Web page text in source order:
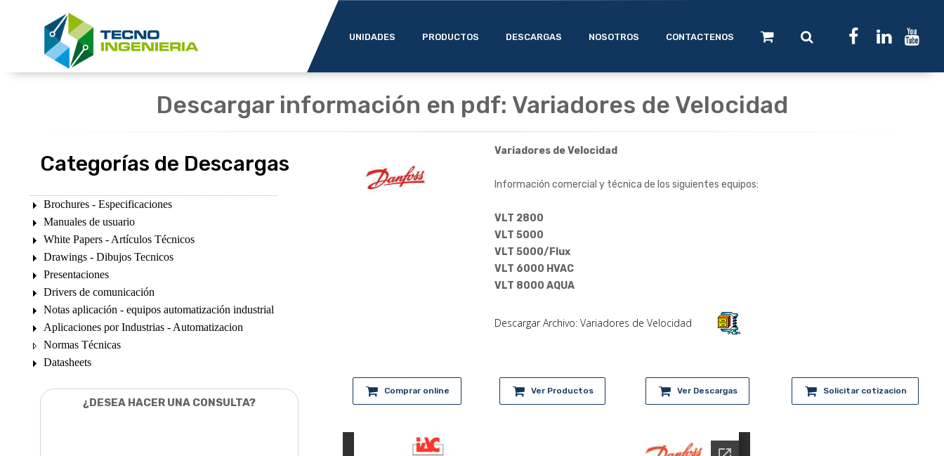
UNIDADES PRODUCTOS DESCARGAS NOSOTROS CONTACTENOS
Descargar información en pdf: Variadores de Velocidad
Categorías de Descargas
Brochures - Especificaciones
Manuales de usuario
White Papers - Artículos Técnicos
Drawings - Dibujos Tecnicos
Presentaciones
Drivers de comunicación
Notas aplicación - equipos automatización industrial
Aplicaciones por Industrias - Automatizacion
Normas Técnicas
Datasheets
¿DESEA HACER UNA CONSULTA?
Variadores de Velocidad
Información comercial y técnica de los siguientes equipos:
VLT 2800
VLT 5000
VLT 5000/Flux
VLT 6000 HVAC
VLT 8000 AQUA
Descargar Archivo: Variadores de Velocidad
Comprar online Ver Productos Ver Descargas Solicitar cotizacion